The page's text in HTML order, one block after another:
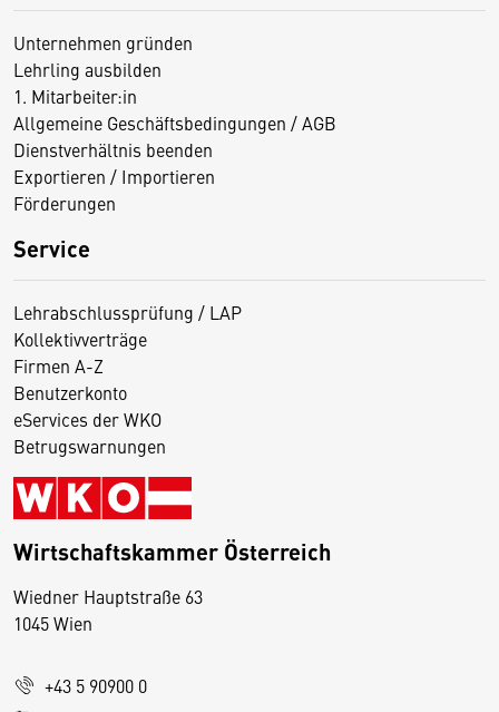
Unternehmen gründen
Lehrling ausbilden
1. Mitarbeiter:in
Allgemeine Geschäftsbedingungen / AGB
Dienstverhältnis beenden
Exportieren / Importieren
Förderungen
Service
Lehrabschlussprüfung / LAP
Kollektivverträge
Firmen A-Z
Benutzerkonto
eServices der WKO
Betrugswarnungen
Wirtschaftskammer Österreich
Wiedner Hauptstraße 63
1045 Wien
+43 5 90900 0
D
s